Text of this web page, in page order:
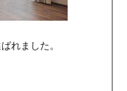
れました。